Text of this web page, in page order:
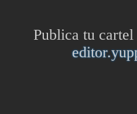
Publica tu cartel